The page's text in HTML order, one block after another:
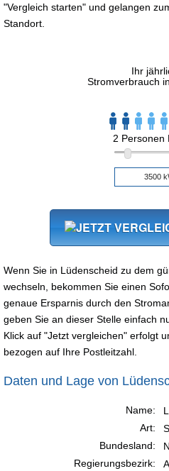
"Vergleich starten" und gelangen
Standort.
Ihr
Stromverbrauch
2 Personen
Wenn Sie in Lüdenscheid zu dem
wechseln, bekommen Sie einen
genaue Ersparnis durch den
geben Sie an dieser Stelle einfach
Klick auf "Jetzt vergleichen" erfolgt
bezogen auf Ihre Postleitzahl.
Daten und Lage von
Name:
Art:
Bundesland:
Regierungsbezirk: